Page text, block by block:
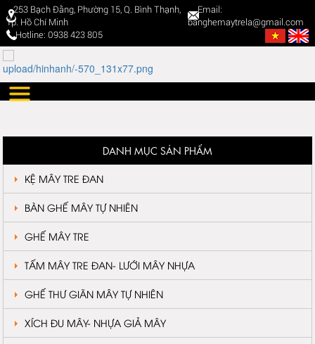
253 Bạch Đằng, Phường 15, Q. Bình Thạnh,
Tp. Hồ Chí Minh
Email:
banghemaytrela@gmail.com
Hotline: 0938 423 805
DANH MỤC SẢN PHẨM
KỆ MÂY TRE ĐAN
BÀN GHẾ MÂY TỰ NHIÊN
GHẾ MÂY TRE
TẤM MÂY TRE ĐAN- LƯỚI MÂY NHỰA
GHẾ THƯ GIÃN MÂY TỰ NHIÊN
XÍCH ĐU MÂY- NHỰA GIẢ MÂY